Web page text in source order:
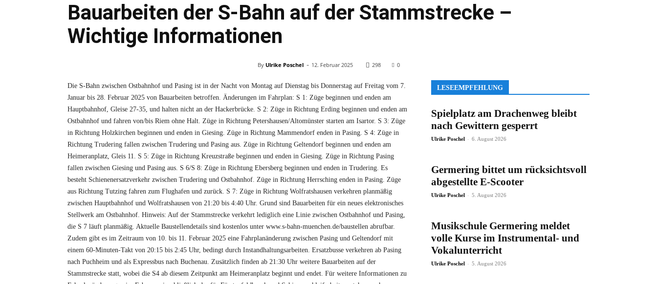
Bauarbeiten der S-Bahn auf der Stammstrecke –
Wichtige Informationen
By Ulrike Poschel - 12. Februar 2025 298 0
Die S-Bahn zwischen Ostbahnhof und Pasing ist in der Nacht von Montag auf Dienstag bis Donnerstag auf Freitag vom 7.
Januar bis 28. Februar 2025 von Bauarbeiten betroffen. Änderungen im Fahrplan: S 1: Züge beginnen und enden am
Hauptbahnhof, Gleise 27-35, und halten nicht an der Hackerbrücke. S 2: Züge in Richtung Erding beginnen und enden am
Ostbahnhof und fahren von/bis Riem ohne Halt. Züge in Richtung Petershausen/Altomünster starten am Isartor. S 3: Züge
in Richtung Holzkirchen beginnen und enden in Giesing. Züge in Richtung Mammendorf enden in Pasing. S 4: Züge in
Richtung Trudering fallen zwischen Trudering und Pasing aus. Züge in Richtung Geltendorf beginnen und enden am
Heimeranplatz, Gleis 11. S 5: Züge in Richtung Kreuzstraße beginnen und enden in Giesing. Züge in Richtung Pasing
fallen zwischen Giesing und Pasing aus. S 6/S 8: Züge in Richtung Ebersberg beginnen und enden in Trudering. Es
besteht Schienenersatzverkehr zwischen Trudering und Ostbahnhof. Züge in Richtung Herrsching enden in Pasing. Züge
aus Richtung Tutzing fahren zum Flughafen und zurück. S 7: Züge in Richtung Wolfratshausen verkehren planmäßig
zwischen Hauptbahnhof und Wolfratshausen von 21:20 bis 4:40 Uhr. Grund sind Bauarbeiten für ein neues elektronisches
Stellwerk am Ostbahnhof. Hinweis: Auf der Stammstrecke verkehrt lediglich eine Linie zwischen Ostbahnhof und Pasing,
die S 7 läuft planmäßig. Aktuelle Baustellendetails sind kostenlos unter www.s-bahn-muenchen.de/baustellen abrufbar.
Zudem gibt es im Zeitraum von 10. bis 11. Februar 2025 eine Fahrplanänderung zwischen Pasing und Geltendorf mit
einem 60-Minuten-Takt von 20:15 bis 2:45 Uhr, bedingt durch Instandhaltungsarbeiten. Ersatzbusse verkehren ab Pasing
nach Puchheim und als Expressbus nach Buchenau. Zusätzlich finden ab 21:30 Uhr weitere Bauarbeiten auf der
Stammstrecke statt, wobei die S4 ab diesem Zeitpunkt am Heimeranplatz beginnt und endet. Für weitere Informationen zu
LESEEMPFEHLUNG
Spielplatz am Drachenweg bleibt
nach Gewittern gesperrt
Ulrike Poschel - 6. August 2026
Germering bittet um rücksichtsvoll
abgestellte E-Scooter
Ulrike Poschel - 5. August 2026
Musikschule Germering meldet
volle Kurse im Instrumental- und
Vokalunterricht
Ulrike Poschel - 5. August 2026